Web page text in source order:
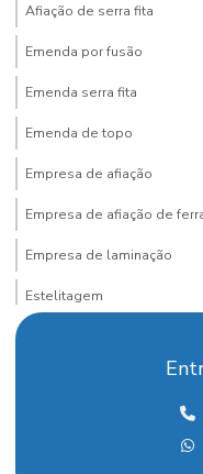
Afiação de serra fita
Emenda por fusão
Emenda serra fita
Emenda de topo
Empresa de afiação
Empresa de afiação de
Empresa de laminação
Estelitagem
Faca para desengrosso
Faca para desengrosso